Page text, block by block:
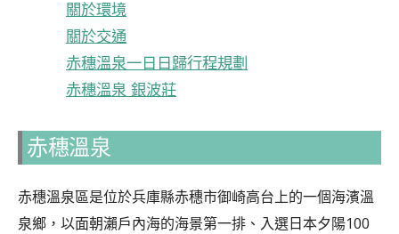
關於環境
關於交通
赤穗溫泉一日日歸行程規劃
赤穗溫泉 銀波莊
赤穗溫泉
赤穗溫泉區是位於兵庫縣赤穗市御崎高台上的一個海濱溫
泉鄉，以面朝瀨戶內海的海景第一排、入選日本夕陽100